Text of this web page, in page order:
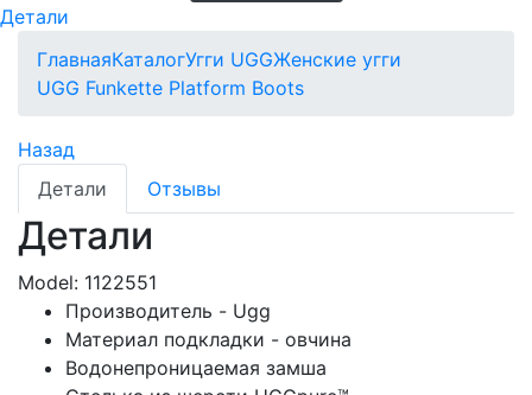
Детали
ГлавнаяКаталогУгги UGGЖенские угги
UGG Funkette Platform Boots
Назад
Детали
Отзывы
Детали
Model: 1122551
Производитель - Ugg
Материал подкладки - овчина
Водонепроницаемая замша